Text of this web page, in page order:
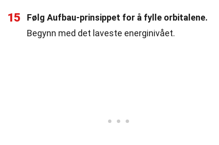
15
Følg Aufbau-prinsippet for å fylle orbitalene.
Begynn med det laveste energinivået.